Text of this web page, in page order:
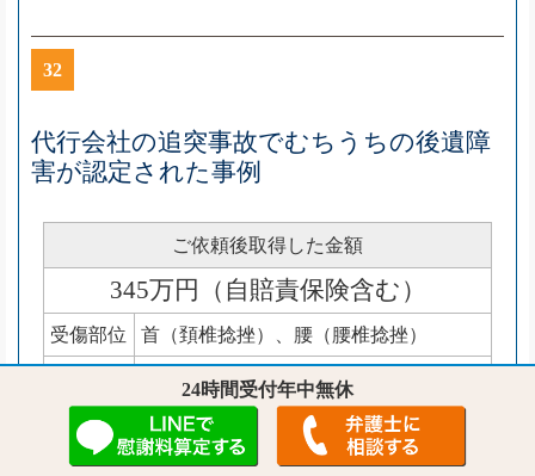
32
代行会社の追突事故でむちうちの後遺障
害が認定された事例
ご依頼後取得した金額
345万円（自賠責保険含む）
受傷部位 首（頚椎捻挫）、腰（腰椎捻挫）
弁護士の申請で14級9号を獲得（首痛）
詳細を見る
24時間受付年中無休